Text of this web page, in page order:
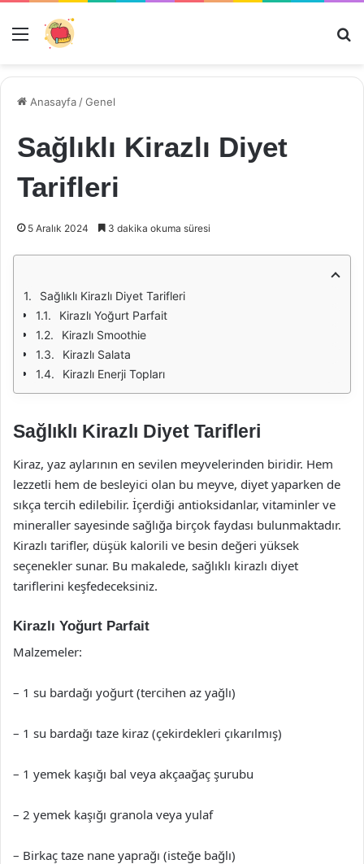
Menü
Anasayfa /Genel
Sağlıklı Kirazlı Diyet
Tarifleri
5 Aralık 2024 3 dakika okuma süresi
Sağlıklı Kirazlı Diyet Tarifleri
Kirazlı Yoğurt Parfait
Kirazlı Smoothie
Kirazlı Salata
Kirazlı Enerji Topları
Sağlıklı Kirazlı Diyet Tarifleri
Kiraz, yaz aylarının en sevilen meyvelerinden biridir. Hem
lezzetli hem de besleyici olan bu meyve, diyet yaparken de
sıkça tercih edilebilir. İçerdiği antioksidanlar, vitaminler ve
mineraller sayesinde sağlığa birçok faydası bulunmaktadır.
Kirazlı tarifler, düşük kalorili ve besin değeri yüksek
seçenekler sunar. Bu makalede, sağlıklı kirazlı diyet
tariflerini keşfedeceksiniz.
Kirazlı Yoğurt Parfait
Malzemeler:
– 1 su bardağı yoğurt (tercihen az yağlı)
– 1 su bardağı taze kiraz (çekirdekleri çıkarılmış)
– 1 yemek kaşığı bal veya akçaağaç şurubu
– 2 yemek kaşığı granola veya yulaf
– Birkaç taze nane yaprağı (isteğe bağlı)